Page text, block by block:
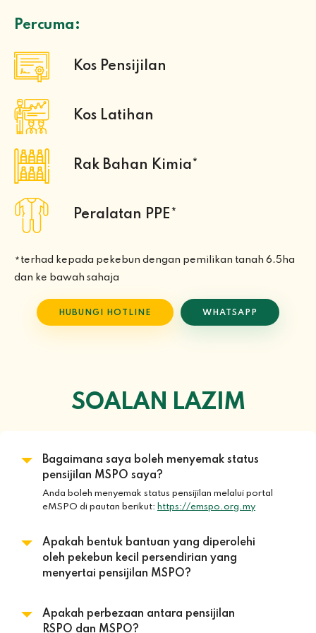
Percuma:
Kos Pensijilan
Kos Latihan
Rak Bahan Kimia*
Peralatan PPE*
* terhad kepada pekebun dengan pemilikan tanah 6.5ha
dan ke bawah sahaja
HUBUNGI HOTLINE WHATSAPP
SOALAN LAZIM
Bagaimana saya boleh menyemak status
pensijilan MSPO saya?
Anda boleh menyemak status pensijilan melalui portal
eMSPO di pautan berikut: https://emspo.org.my
Apakah bentuk bantuan yang diperolehi
oleh pekebun kecil persendirian yang
menyertai pensijilan MSPO?
seperti Peralatan Perlindungan Diri (PPE) dan rak
Apakah perbezaan antara pensijilan
RSPO dan MSPO?